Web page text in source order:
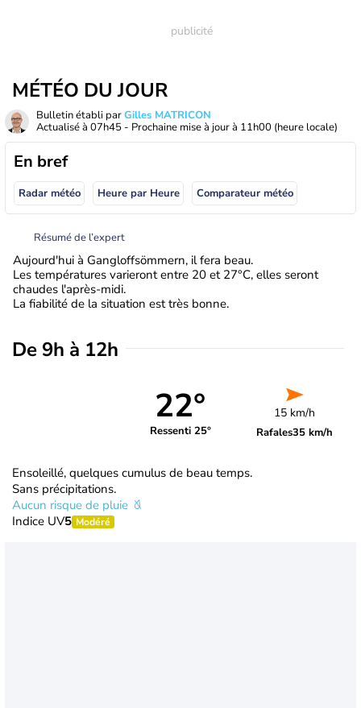
MÉTÉO DU JOUR
Bulletin établi parGilles MATRICON
Actualisé à 07h45 - Prochaine mise à jour à 11h00 (heure locale)
En bref
Radar météo Heure par Heure Comparateur météo
Résumé de l’expert
Aujourd'hui à Gangloffsömmern, il fera beau.
Les températures varieront entre 20 et 27°C, elles seront
chaudes l'après-midi.
La fiabilité de la situation est très bonne.
De 9h à 12h
22°
Ressenti 25°
15 km/h
Rafales35 km/h
Ensoleillé, quelques cumulus de beau temps.
Sans précipitations.
Aucun risque de pluie
Indice UV5 Modéré